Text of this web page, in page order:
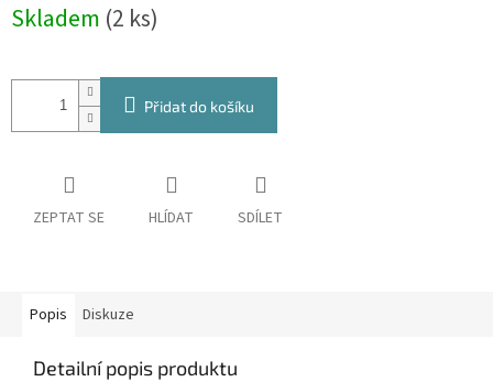
cena:
Skladem (2 ks)
Přidat do košíku
ZEPTAT SE HLÍDAT SDÍLET
Popis Diskuze
Detailní popis produktu